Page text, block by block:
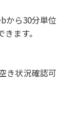
から30分単位
ます。
き状況確認可